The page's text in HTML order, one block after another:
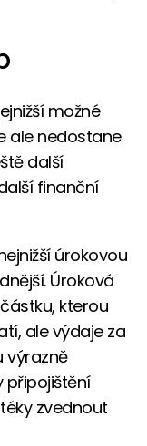
možné
ale nedostane
další
finanční
úrokovou
Úroková
kterou
ale výdaje za
výrazně
připojištění
zvednout